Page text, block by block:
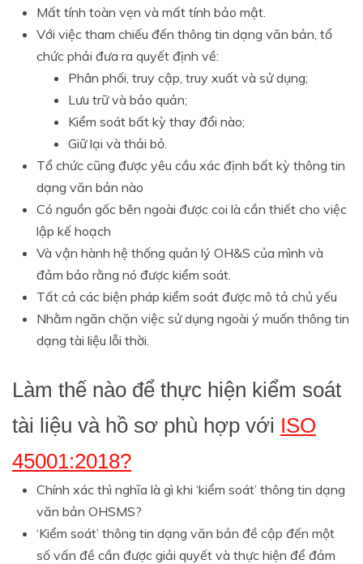
Mất tính toàn vẹn và mất tính bảo mật.
Với việc tham chiếu đến thông tin dạng văn bản, tổ
chức phải đưa ra quyết định về:
Phân phối, truy cập, truy xuất và sử dụng;
Lưu trữ và bảo quản;
Kiểm soát bất kỳ thay đổi nào;
Giữ lại và thải bỏ.
Tổ chức cũng được yêu cầu xác định bất kỳ thông tin
dạng văn bản nào
Có nguồn gốc bên ngoài được coi là cần thiết cho việc
lập kế hoạch
Và vận hành hệ thống quản lý OH&S của mình và
đảm bảo rằng nó được kiểm soát.
Tất cả các biện pháp kiểm soát được mô tả chủ yếu
Nhằm ngăn chặn việc sử dụng ngoài ý muốn thông tin
dạng tài liệu lỗi thời.
Làm thế nào để thực hiện kiểm soát
tài liệu và hồ sơ phù hợp với ISO
45001:2018?
Chính xác thì nghĩa là gì khi ‘kiểm soát’ thông tin dạng
văn bản OHSMS?
‘Kiểm soát’ thông tin dạng văn bản đề cập đến một
số vấn đề cần được giải quyết và thực hiện để đảm